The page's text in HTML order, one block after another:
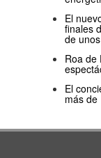
El
finales
de
Roa de
El
más de